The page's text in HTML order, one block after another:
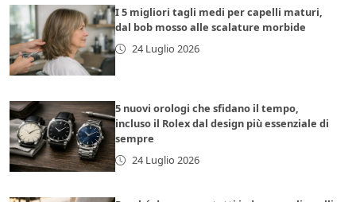
I 5 migliori tagli medi per capelli maturi,
dal bob mosso alle scalature morbide
24 Luglio 2026
5 nuovi orologi che sfidano il tempo,
incluso il Rolex dal design più essenziale di
sempre
24 Luglio 2026